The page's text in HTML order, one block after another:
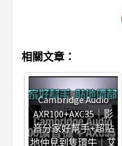
相關文章：
Cambridge Audio
AXR100+AXC35｜影
音分家好幫手+超貼
地仲見到隻環牛｜艾